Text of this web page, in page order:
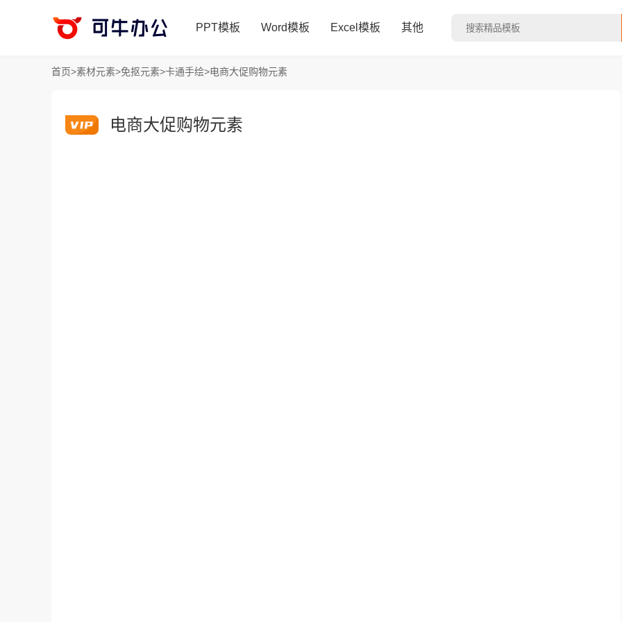
PPT模板 Word模板 Excel模板 其他
首页>素材元素>免抠元素>卡通手绘>电商大促购物元素
电商大促购物元素